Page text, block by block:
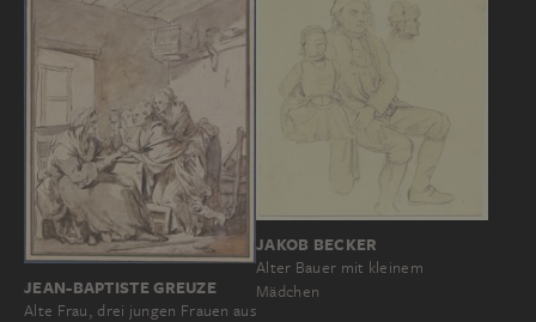
JEAN-BAPTISTE GREUZE
Alte Frau, drei jungen Frauen aus
JAKOB BECKER
Alter Bauer mit kleinem
Mädchen